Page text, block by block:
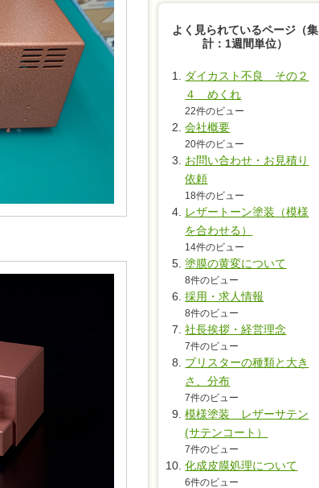
よく見られているページ（集
計：1週間単位）
ダイカスト不良 その２
４ めくれ
22件のビュー
会社概要
20件のビュー
お問い合わせ・お見積り
依頼
18件のビュー
レザートーン塗装（模様
を合わせる）
14件のビュー
塗膜の黄変について
8件のビュー
採用・求人情報
8件のビュー
社長挨拶・経営理念
7件のビュー
ブリスターの種類と大き
さ、分布
7件のビュー
模様塗装 レザーサテン
(サテンコート）
7件のビュー
化成皮膜処理について
6件のビュー